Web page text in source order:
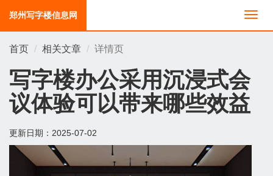
切
换
郑州写字楼信息网
首页 相关文章 详情页
写字楼办公采用沉浸式会
议体验可以带来哪些效益
更新日期： 2025-07-02